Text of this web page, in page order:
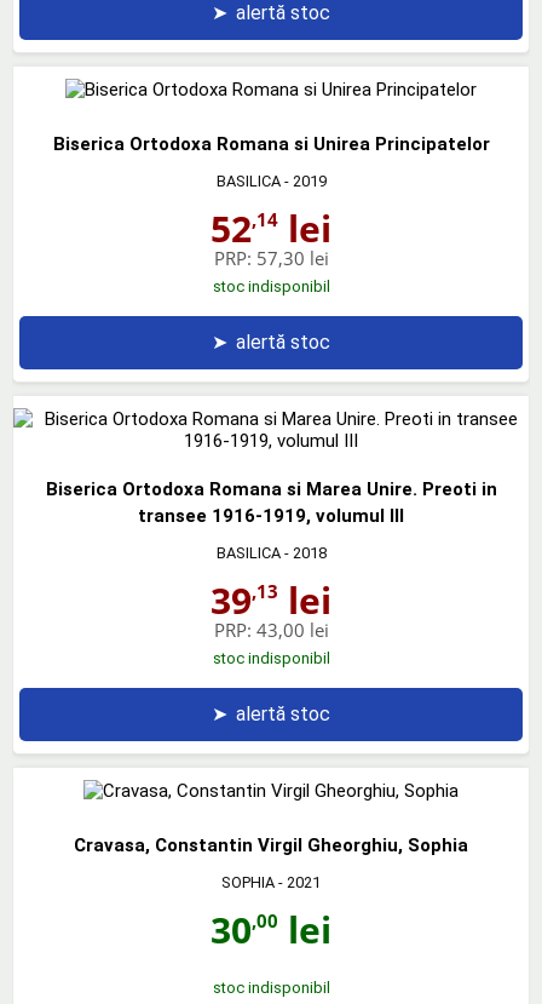
➤ alertă stoc
Biserica Ortodoxa Romana si Unirea Principatelor
BASILICA- 2019
52,14 lei
PRP: 57,30 lei
stoc indisponibil
➤ alertă stoc
Biserica Ortodoxa Romana si Marea Unire. Preoti in
transee 1916-1919, volumul III
BASILICA- 2018
39,13 lei
PRP: 43,00 lei
stoc indisponibil
➤ alertă stoc
Cravasa, Constantin Virgil Gheorghiu, Sophia
SOPHIA - 2021
30,00 lei
stoc indisponibil